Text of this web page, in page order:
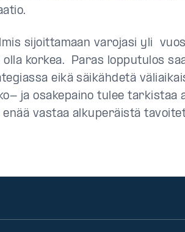
sijoittamaan varojasi yli
olla korkea. Paras lopputulos
eikä säikähdetä
ja osakepaino tulee tarkistaa
vastaa alkuperäistä